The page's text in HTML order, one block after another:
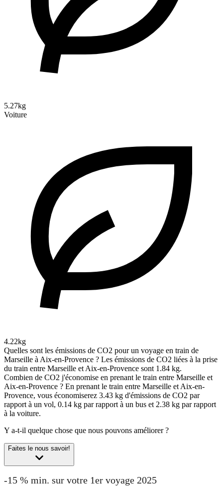
5.27kg
Voiture
4.22kg
Quelles sont les émissions de CO2 pour un voyage en train de
Marseille à Aix-en-Provence ? Les émissions de CO2 liées à la prise
du train entre Marseille et Aix-en-Provence sont 1.84 kg.
Combien de CO2 j'économise en prenant le train entre Marseille et
Aix-en-Provence ? En prenant le train entre Marseille et Aix-en-
Provence, vous économiserez 3.43 kg d'émissions de CO2 par
rapport à un vol, 0.14 kg par rapport à un bus et 2.38 kg par rapport
à la voiture.
Y a-t-il quelque chose que nous pouvons améliorer ?
Faites le nous savoir!
-15 % min. sur votre 1er voyage 2025